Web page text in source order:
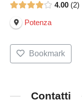
4.00 2
Potenza
Bookmark
Contatti